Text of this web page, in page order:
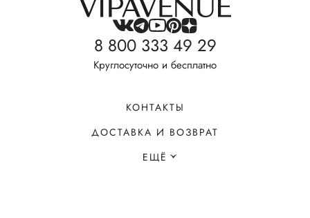
8 800 333 49 29
Круглосуточно и бесплатно
КОНТАКТЫ
ДОСТАВКА И ВОЗВРАТ
ЕЩЁ